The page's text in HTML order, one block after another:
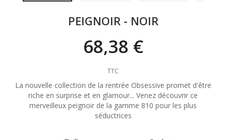
PEIGNOIR - NOIR
68,38 €
TTC
La nouvelle collection de la rentrée Obsessive promet d'être
riche en surprise et en glamour... Venez découvrir ce
merveilleux peignoir de la gamme 810 pour les plus
séductrices